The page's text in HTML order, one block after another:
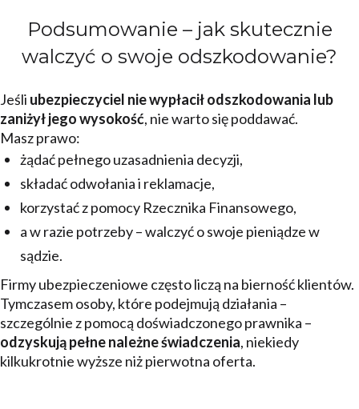
Podsumowanie – jak skutecznie
walczyć o swoje odszkodowanie?
Jeśli ubezpieczyciel nie wypłacił odszkodowania lub
zaniżył jego wysokość, nie warto się poddawać.
Masz prawo:
żądać pełnego uzasadnienia decyzji,
składać odwołania i reklamacje,
korzystać z pomocy Rzecznika Finansowego,
a w razie potrzeby – walczyć o swoje pieniądze w
sądzie.
Firmy ubezpieczeniowe często liczą na bierność klientów.
Tymczasem osoby, które podejmują działania –
szczególnie z pomocą doświadczonego prawnika –
odzyskują pełne należne świadczenia, niekiedy
kilkukrotnie wyższe niż pierwotna oferta.